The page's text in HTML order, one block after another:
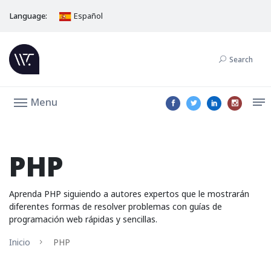
Language: Español
Search
Menu
PHP
Aprenda PHP siguiendo a autores expertos que le mostrarán
diferentes formas de resolver problemas con guías de
programación web rápidas y sencillas.
Inicio
PHP